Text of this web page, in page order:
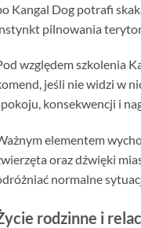
Kangal Dog potrafi
pilnowania
względem szkolenia
jeśli nie widzi w
konsekwencji i
elementem
oraz dźwięki
normalne
rodzinne i